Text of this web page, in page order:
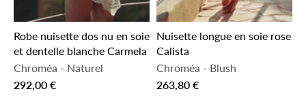
Robe nuisette dos nu en soie
et dentelle blanche Carmela
Chroméa - Naturel
292,00 €
Nuisette longue en soie rose
Calista
Chroméa - Blush
263,80 €